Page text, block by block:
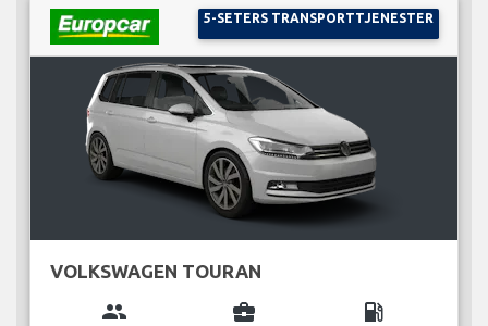
5-SETERS TRANSPORTTJENESTER
VOLKSWAGEN TOURAN
group business_center local_gas_station